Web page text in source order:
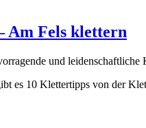
Am Fels klettern
und
es 10 Klettertipps von der